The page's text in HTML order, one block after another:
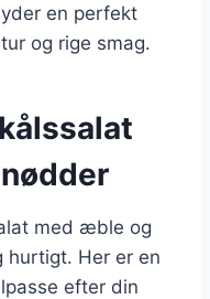
en perfekt
og rige smag.
med æble og
hurtigt. Her er en
efter din